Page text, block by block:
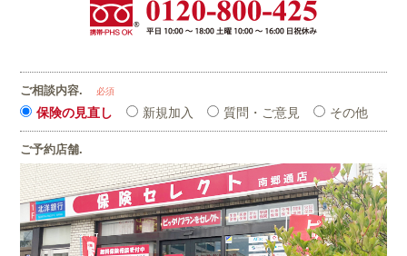
ご相談内容. 必須
保険の見直し 新規加入 質問・ご意見 その他
ご予約店舗.